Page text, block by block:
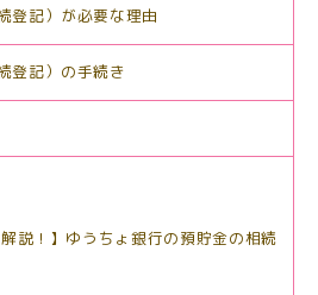
登記）が必要な理由
登記）の手続き
説！】ゆうちょ銀行の預貯金の相続